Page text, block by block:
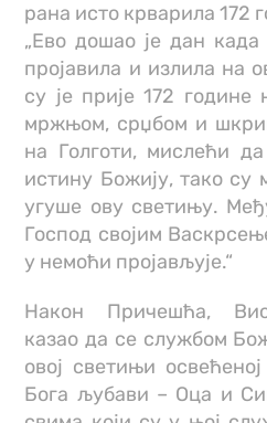
рана исто крварила 172
„Ево дошао је дан
пројавила и излила на
су је прије 172
мржњом, срџбом и
на Голготи, мислећи
истину Божију, тако
угуше ову светињу.
Господ својим
у немоћи пројављује.“
Након Причешћа,
казао да се службом
овој светињи
Бога љубави – Оца и